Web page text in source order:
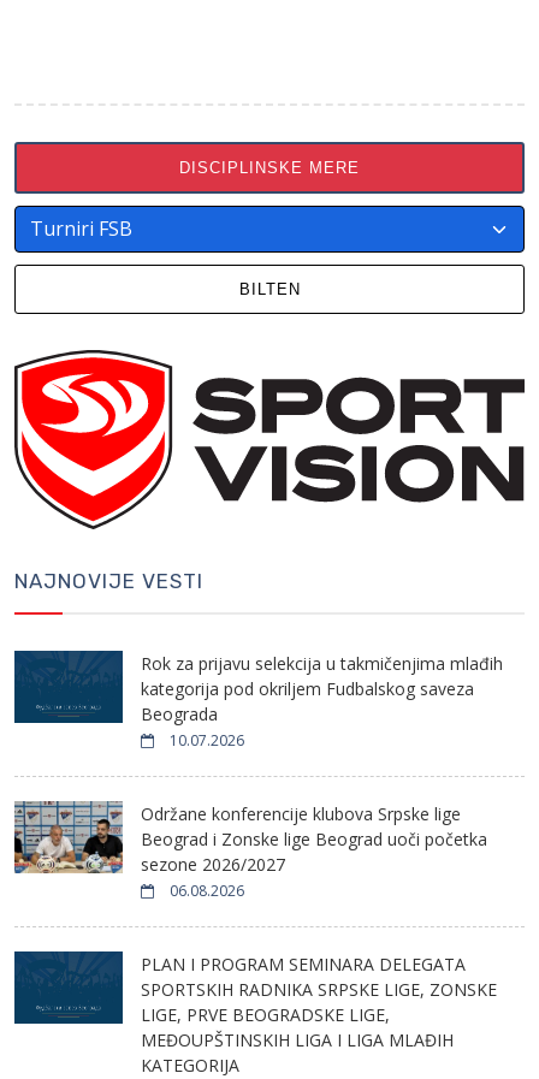
DISCIPLINSKE MERE
BILTEN
NAJNOVIJE VESTI
Rok za prijavu selekcija u takmičenjima mlađih
kategorija pod okriljem Fudbalskog saveza
Beograda
10.07.2026
Održane konferencije klubova Srpske lige
Beograd i Zonske lige Beograd uoči početka
sezone 2026/2027
06.08.2026
PLAN I PROGRAM SEMINARA DELEGATA
SPORTSKIH RADNIKA SRPSKE LIGE, ZONSKE
LIGE, PRVE BEOGRADSKE LIGE,
MEĐOUPŠTINSKIH LIGA I LIGA MLAĐIH
KATEGORIJA